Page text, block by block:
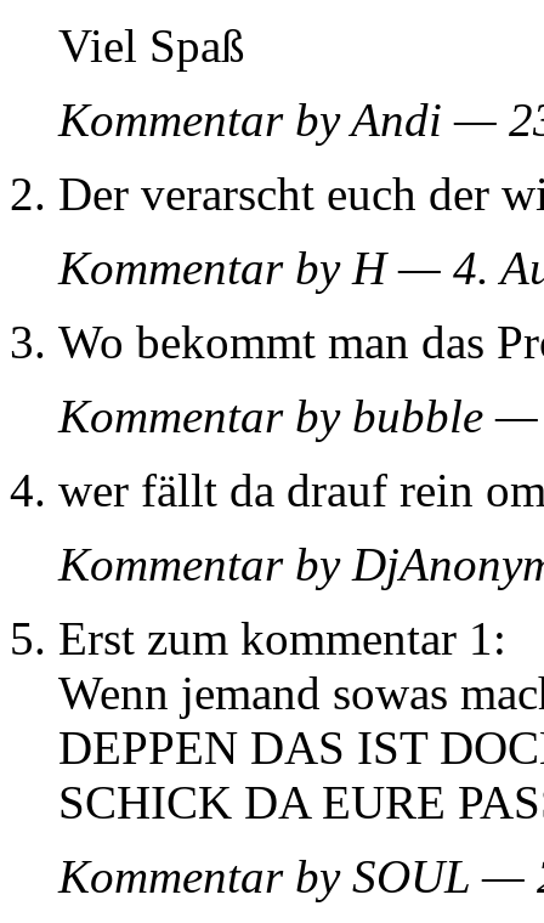
Viel Spaß
Kommentar by Andi —
Der verarscht euch der
Kommentar by H — 4.
Wo bekommt man das
Kommentar by bubble
wer fällt da drauf rein
Kommentar by
Erst zum kommentar 1:
Wenn jemand sowas
DEPPEN DAS IST
SCHICK DA EURE
Kommentar by SOUL